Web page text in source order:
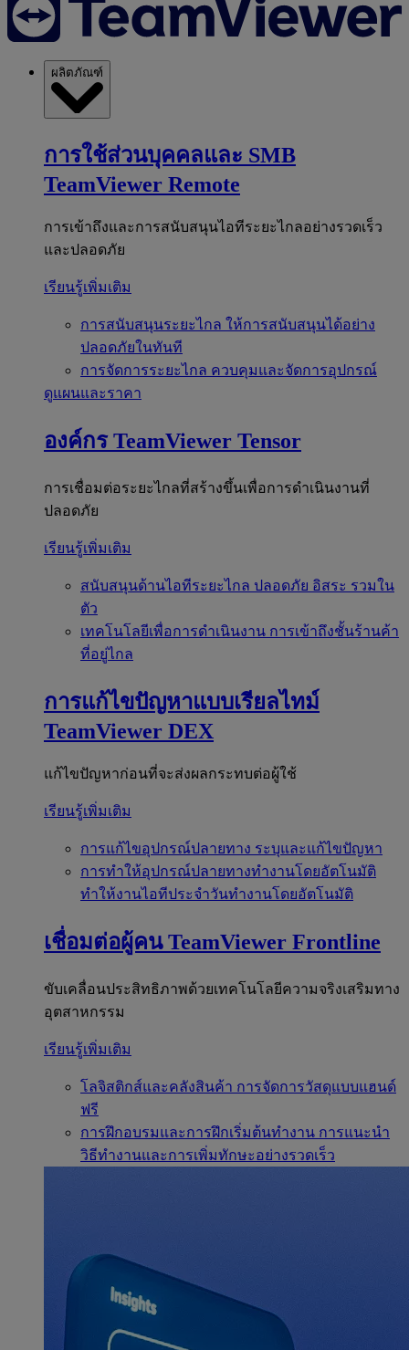
ผลิตภัณฑ์
การใช้ส่วนบุคคลและ SMB
TeamViewer Remote
การเข้าถึงและการสนับสนุนไอทีระยะไกลอย่างรวดเร็ว
และปลอดภัย
เรียนรู้เพิ่มเติม
การสนับสนุนระยะไกล ให้การสนับสนุนได้อย่าง
ปลอดภัยในทันที
การจัดการระยะไกล ควบคุมและจัดการอุปกรณ์
ดูแผนและราคา
องค์กร TeamViewer Tensor
การเชื่อมต่อระยะไกลที่สร้างขึ้นเพื่อการดำเนินงานที่
ปลอดภัย
เรียนรู้เพิ่มเติม
สนับสนุนด้านไอทีระยะไกล ปลอดภัย อิสระ รวมใน
ตัว
เทคโนโลยีเพื่อการดำเนินงาน การเข้าถึงชั้นร้านค้า
ที่อยู่ไกล
การแก้ไขปัญหาแบบเรียลไทม์
TeamViewer DEX
แก้ไขปัญหาก่อนที่จะส่งผลกระทบต่อผู้ใช้
เรียนรู้เพิ่มเติม
การแก้ไขอุปกรณ์ปลายทาง ระบุและแก้ไขปัญหา
การทำให้อุปกรณ์ปลายทางทำงานโดยอัตโนมัติ
ทำให้งานไอทีประจำวันทำงานโดยอัตโนมัติ
เชื่อมต่อผู้คน TeamViewer Frontline
ขับเคลื่อนประสิทธิภาพด้วยเทคโนโลยีความจริงเสริมทาง
อุตสาหกรรม
เรียนรู้เพิ่มเติม
โลจิสติกส์และคลังสินค้า การจัดการวัสดุแบบแฮนด์
ฟรี
การฝึกอบรมและการฝึกเริ่มต้นทำงาน การแนะนำ
วิธีทำงานและการเพิ่มทักษะอย่างรวดเร็ว